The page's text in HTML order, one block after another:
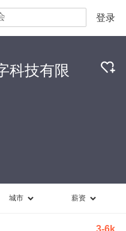
登录
科技有限
城市 薪资
3-6k